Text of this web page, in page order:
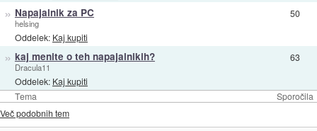
Tema Sporočila
» Napajalnik za PC
helsing
Oddelek: Kaj kupiti
50
» kaj menite o teh napajalnikih?
Dracula11
Oddelek: Kaj kupiti
63
Več podobnih tem